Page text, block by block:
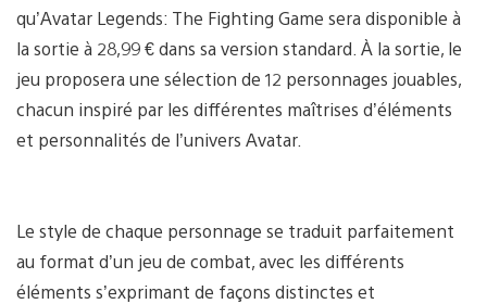
qu’Avatar Legends: The Fighting Game sera disponible à
la sortie à 28,99 € dans sa version standard. À la sortie, le
jeu proposera une sélection de 12 personnages jouables,
chacun inspiré par les différentes maîtrises d’éléments
et personnalités de l’univers Avatar.
Le style de chaque personnage se traduit parfaitement
au format d’un jeu de combat, avec les différents
éléments s’exprimant de façons distinctes et